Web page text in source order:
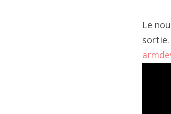
Le
sortie.